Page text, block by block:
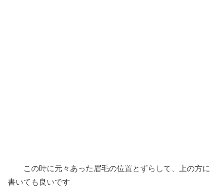
この時に元々あった眉毛の位置とずらして、上の方に
書いても良いです